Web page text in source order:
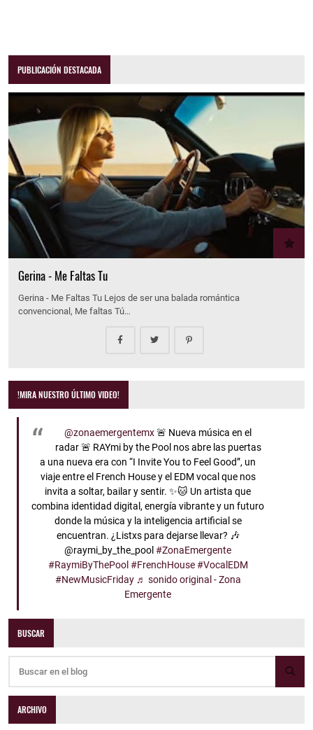
PUBLICACIÓN DESTACADA
Gerina - Me Faltas Tu
Gerina - Me Faltas Tu Lejos de ser una balada romántica
convencional, Me faltas Tú…
!MIRA NUESTRO ÚLTIMO VIDEO!
@zonaemergentemx🚨 Nueva música en el
radar 🚨 RAYmi by the Pool nos abre las puertas
a una nueva era con “I Invite You to Feel Good”, un
viaje entre el French House y el EDM vocal que nos
invita a soltar, bailar y sentir. ✨🐱 Un artista que
combina identidad digital, energía vibrante y un futuro
donde la música y la inteligencia artificial se
encuentran. ¿Listxs para dejarse llevar? 🎶
@raymi_by_the_pool#ZonaEmergente
#RaymiByThePool #FrenchHouse #VocalEDM
#NewMusicFriday ♬ sonido original - Zona
Emergente
BUSCAR
ARCHIVO